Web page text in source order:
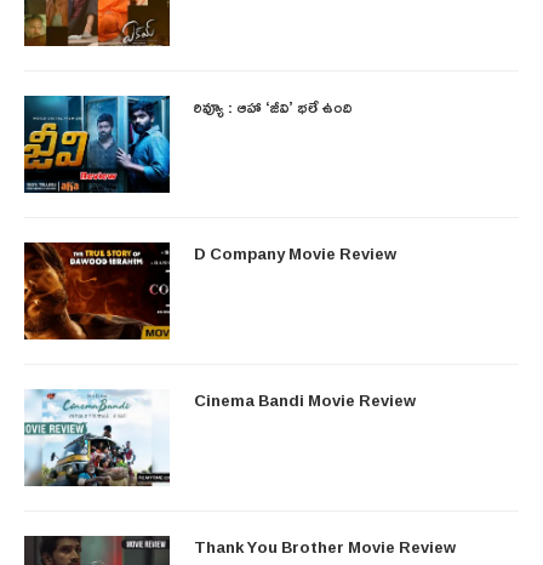
రివ్యూ : ఆహా ‘జీవి’ భలే ఉంది
D Company Movie Review
Cinema Bandi Movie Review
Thank You Brother Movie Review